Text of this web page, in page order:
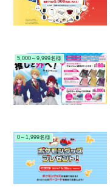
5,000～9,999名様
0～1,999名様